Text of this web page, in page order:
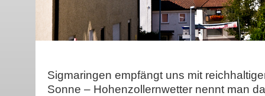
Sigmaringen empfängt uns mit
Sonne – Hohenzollernwetter nennt man